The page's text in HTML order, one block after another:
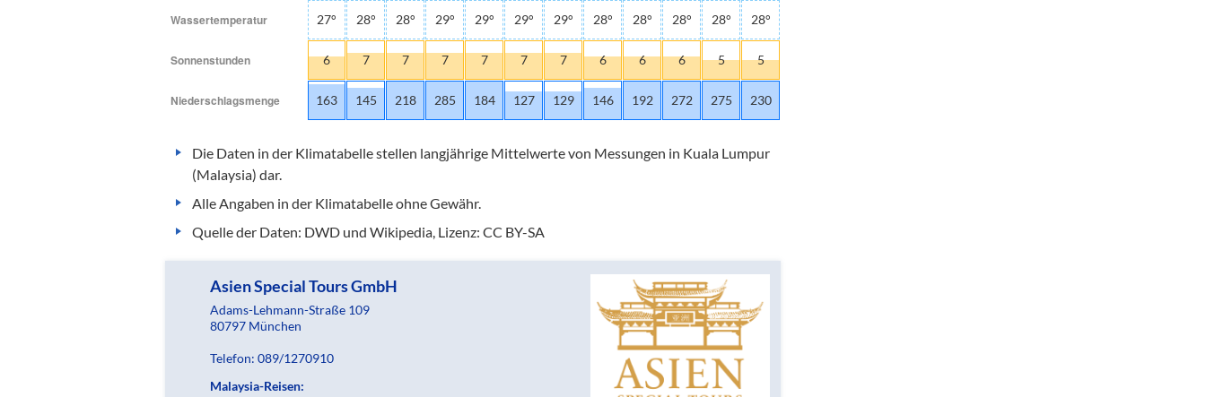
Wassertemperatur 27° 28° 28° 29° 29° 29° 29° 28° 28° 28° 28° 28°
Sonnenstunden 6 7 7 7 7 7 7 6 6 6 5 5
Niederschlagsmenge 163 145 218 285 184 127 129 146 192 272 275 230
Die Daten in der Klimatabelle stellen langjährige Mittelwerte von Messungen in Kuala Lumpur
(Malaysia) dar.
Alle Angaben in der Klimatabelle ohne Gewähr.
Quelle der Daten: DWD und Wikipedia, Lizenz: CC BY-SA
Asien Special Tours GmbH
Adams-Lehmann-Straße 109
80797 München
Telefon: 089/1270910
Malaysia-Reisen: